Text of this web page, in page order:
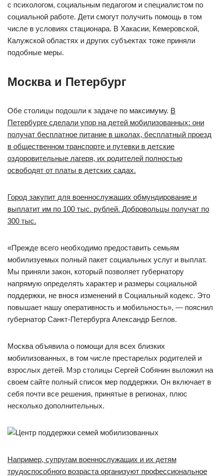
с психологом, социальным педагогом и специалистом по
социальной работе. Дети смогут получить помощь в том
числе в условиях стационара. В Хакасии, Кемеровской,
Калужской областях и других субъектах тоже приняли
подобные меры.
Москва и Петербург
Обе столицы подошли к задаче по максимуму. В
Петербурге сделали упор на детей мобилизованных: они
получат бесплатное питание в школах, бесплатный проезд
в общественном транспорте и путевки в детские
оздоровительные лагеря, их родителей полностью
освободят от платы в детских садах.
Город закупит для военнослужащих обмундирование и
выплатит им по 100 тыс. рублей. Добровольцы получат по
300 тыс.
«Прежде всего необходимо предоставить семьям
мобилизуемых полный пакет социальных услуг и выплат.
Мы приняли закон, который позволяет губернатору
напрямую определять характер и размеры социальной
поддержки, не внося изменений в Социальный кодекс. Это
повышает нашу оперативность и мобильность», — пояснил
губернатор Санкт-Петербурга Александр Беглов.
Москва объявила о помощи для всех близких
мобилизованных, в том числе престарелых родителей и
взрослых детей. Мэр столицы Сергей Собянин выложил на
своем сайте полный список мер поддержки. Он включает в
себя почти все решения, принятые в регионах, плюс
несколько дополнительных.
Например, супругам военнослужащих и их детям
трудоспособного возраста организуют профессиональное